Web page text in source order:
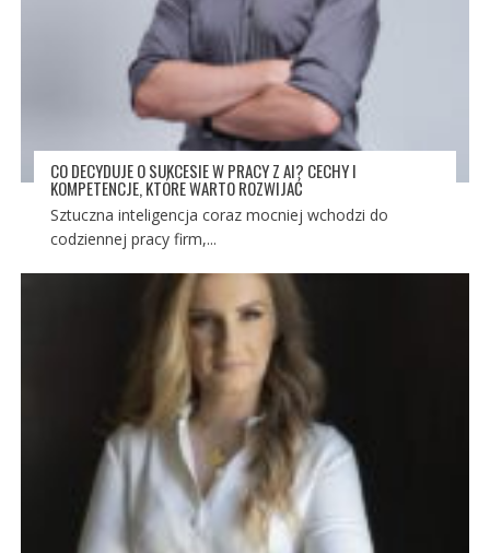
CO DECYDUJE O SUKCESIE W PRACY Z AI? CECHY I
KOMPETENCJE, KTÓRE WARTO ROZWIJAĆ
Sztuczna inteligencja coraz mocniej wchodzi do
codziennej pracy firm,...